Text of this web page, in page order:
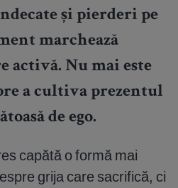
și pierderi pe
marchează
activă. Nu mai este
a cultiva prezentul
de ego.
capătă o formă mai
grija care sacrifică, ci